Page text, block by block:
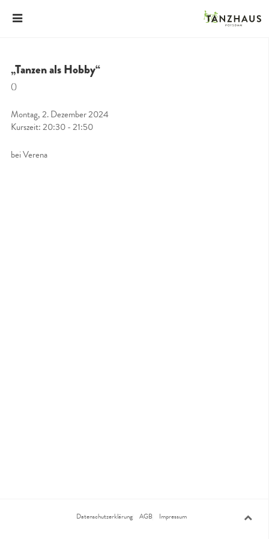
„Tanzen als Hobby“
()
Montag, 2. Dezember 2024
Kurszeit: 20:30 - 21:50
bei Verena
Datenschutzerklärung AGB Impressum